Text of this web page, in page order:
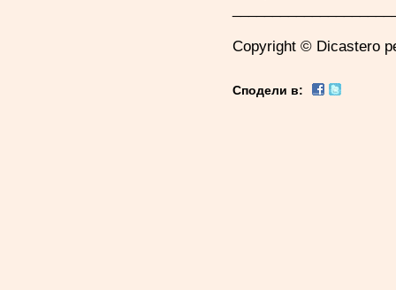
Copyright © Dicastero
Сподели в: